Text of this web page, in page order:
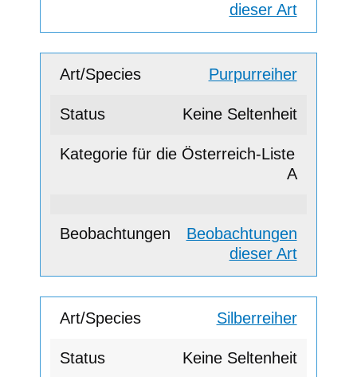
dieser Art
Purpurreiher
Keine Seltenheit
A
Beobachtungen
dieser Art
Silberreiher
Keine Seltenheit